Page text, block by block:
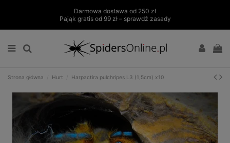
Darmowa dostawa od 250 zł
Pająk gratis od 99 zł – sprawdź zasady
Strona główna Hurt Harpactira pulchripes L3 (1,5cm) x10